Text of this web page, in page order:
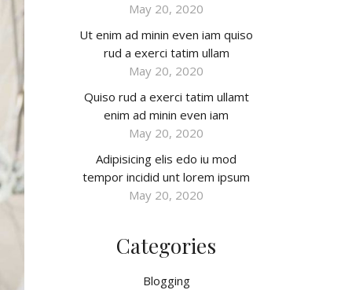
May 20, 2020
Ut enim ad minin even iam quiso
rud a exerci tatim ullam
May 20, 2020
Quiso rud a exerci tatim ullamt
enim ad minin even iam
May 20, 2020
Adipisicing elis edo iu mod
tempor incidid unt lorem ipsum
May 20, 2020
Categories
Blogging